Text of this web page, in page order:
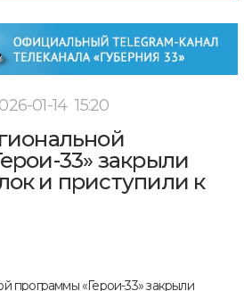
01-14 15:20
33» закрыли
и приступили к